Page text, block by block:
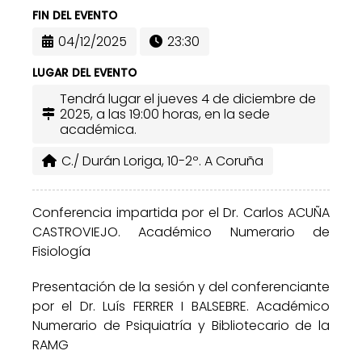
FIN DEL EVENTO
04/12/2025 23:30
LUGAR DEL EVENTO
Tendrá lugar el jueves 4 de diciembre de
2025, a las 19:00 horas, en la sede
académica.
C./ Durán Loriga, 10-2º. A Coruña
Conferencia impartida por el Dr. Carlos ACUÑA
CASTROVIEJO. Académico Numerario de
Fisiología
Presentación de la sesión y del conferenciante
por el Dr. Luís FERRER I BALSEBRE. Académico
Numerario de Psiquiatría y Bibliotecario de la
RAMG